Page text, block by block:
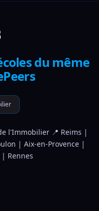
du même
l'Immobilier 📍 Reims |
| Aix-en-Provence |
Rennes